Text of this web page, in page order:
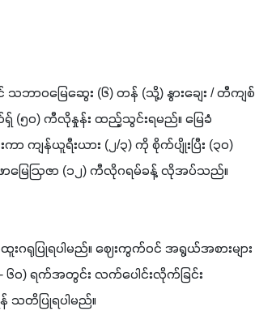
ာဝမြေဆွေး (၆) တန် (သို့) နွားချေး / တီကျစ်
(၅၀) ကီလိုနှုန်း ထည့်သွင်းရမည်။ မြေခံ
ကျန်ယူရီးယား (၂/၃) ကို စိုက်ပျိုးပြီး (၃၀)
မြေဩဇာ (၁၂) ကီလိုဂရမ်ခန့် လိုအပ်သည်။
ရုပြုရပါမည်။ ဈေးကွက်ဝင် အရွယ်အစားများ
- ၆၀) ရက်အတွင်း လက်ပေါင်းလိုက်ခြင်း
သတိပြုရပါမည်။